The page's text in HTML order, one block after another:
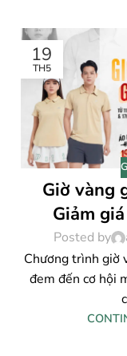
19
TH5
Giờ vàng
Giảm
Posted by
Chương trình giờ
đem đến cơ hội